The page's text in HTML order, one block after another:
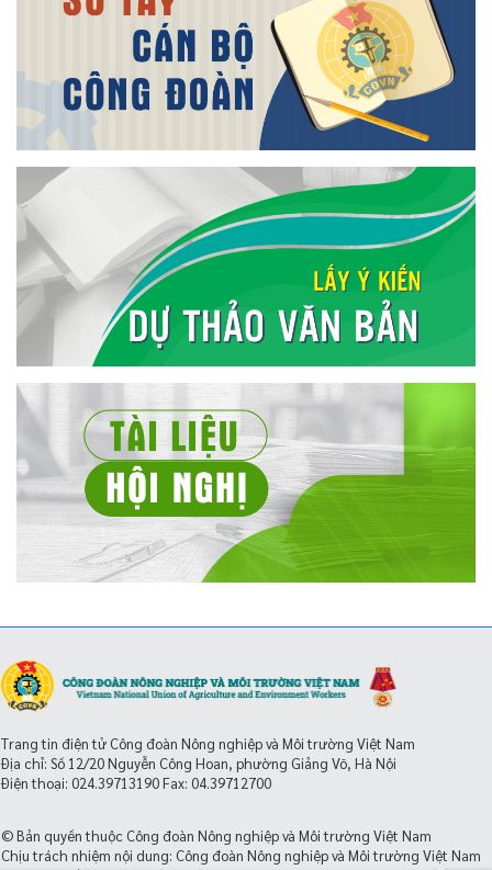
Trang tin điện tử Công đoàn Nông nghiệp và Môi trường Việt Nam
Địa chỉ: Số 12/20 Nguyễn Công Hoan, phường Giảng Võ, Hà Nội
Điện thoại: 024.39713190Fax: 04.39712700
© Bản quyền thuộc Công đoàn Nông nghiệp và Môi trường Việt Nam
Chịu trách nhiệm nội dung: Công đoàn Nông nghiệp và Môi trường Việt Nam